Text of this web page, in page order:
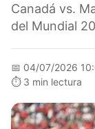
Canadá vs.
del Mundial
📅 04/07/2026
⏱️ 3 min lectura